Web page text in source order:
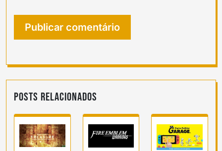
Posts Relacionados